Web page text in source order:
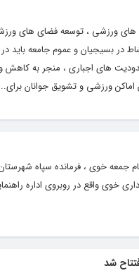
ورزشی ، توسعه فضای های
در بسیجیان و عموم جامعه باید
های اجباری ، منجر به
اماکن ورزشی و تشویق جوانان
جمعه خوی ، فرمانده سپاه
خوی واقع در روبروی اداره
شد